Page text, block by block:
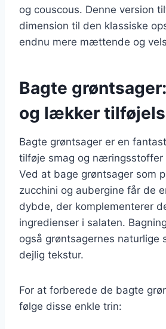
og couscous. Denne version
dimension til den klassiske
endnu mere mættende og
Bagte
og lækker
Bagte grøntsager er en
tilføje smag og
Ved at bage grøntsager som
zucchini og aubergine får de
dybde, der komplementerer
ingredienser i salaten.
også grøntsagernes naturlige
dejlig tekstur.
For at forberede de bagte
følge disse enkle trin: